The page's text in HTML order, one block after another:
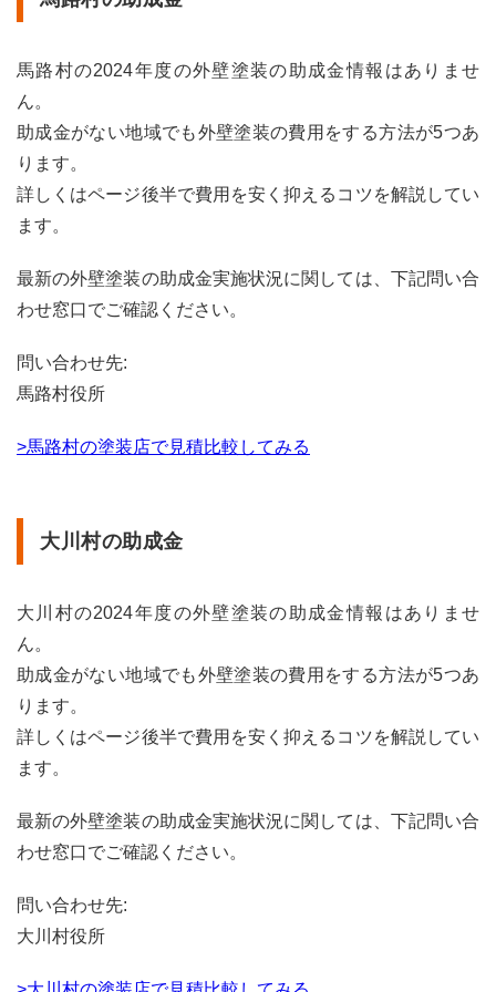
馬路村の2024年度の外壁塗装の助成金情報はありませ
ん。
助成金がない地域でも外壁塗装の費用をする方法が5つあ
ります。
詳しくはページ後半で費用を安く抑えるコツを解説してい
ます。
最新の外壁塗装の助成金実施状況に関しては、下記問い合
わせ窓口でご確認ください。
問い合わせ先:
馬路村役所
>馬路村の塗装店で見積比較してみる
大川村の助成金
大川村の2024年度の外壁塗装の助成金情報はありませ
ん。
助成金がない地域でも外壁塗装の費用をする方法が5つあ
ります。
詳しくはページ後半で費用を安く抑えるコツを解説してい
ます。
最新の外壁塗装の助成金実施状況に関しては、下記問い合
わせ窓口でご確認ください。
問い合わせ先:
大川村役所